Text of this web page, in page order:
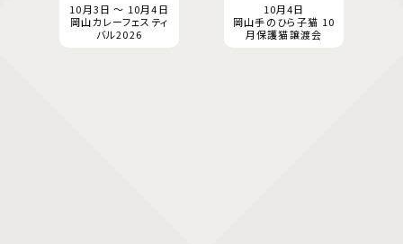
10月3日 ～ 10月4日
岡山カレーフェスティ
バル2026
10月4日
岡山手のひら子猫 10
月保護猫譲渡会